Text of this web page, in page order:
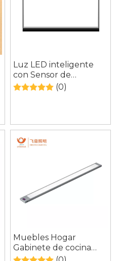
Luz LED inteligente
con Sensor de
movimiento, Base de
(0)
Muebles Hogar
Gabinete de cocina
Led debajo del